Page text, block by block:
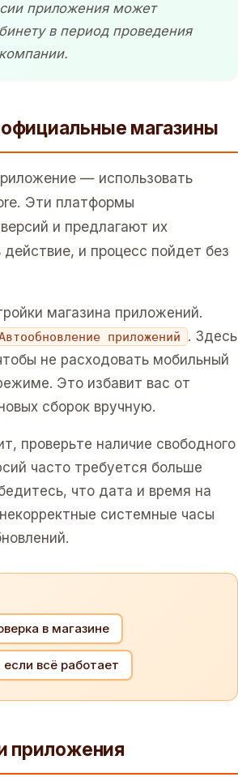
приложения может
в период проведения
магазины
— использовать
Эти платформы
и предлагают их
и процесс пойдет без
магазина приложений.
приложений
. Здесь
не расходовать мобильный
Это избавит вас от
сборок вручную.
проверьте наличие свободного
часто требуется больше
что дата и время на
системные часы
в магазине
всё работает
приложения